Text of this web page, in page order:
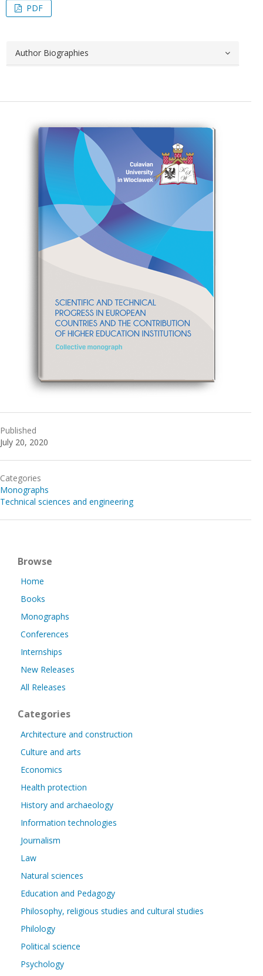
PDF
Author Biographies
Published
July 20, 2020
Categories
Monographs
Technical sciences and engineering
Browse
Home
Books
Monographs
Conferences
Internships
New Releases
All Releases
Categories
Architecture and construction
Culture and arts
Economics
Health protection
History and archaeology
Information technologies
Journalism
Law
Natural sciences
Education and Pedagogy
Philosophy, religious studies and cultural studies
Philology
Political science
Psychology